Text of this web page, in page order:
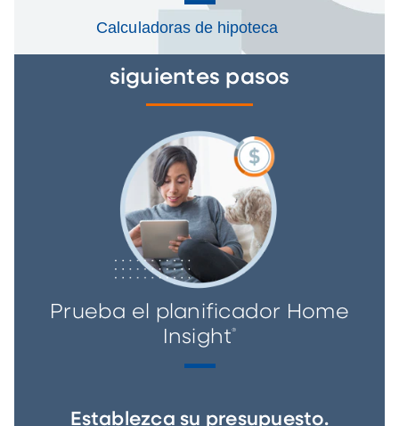
Calculadoras de hipoteca
siguientes pasos
Prueba el planificador Home
Insight®
Establezca su presupuesto.